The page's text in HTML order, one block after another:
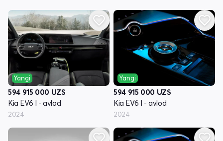
Yangi
594 915 000 UZS
Kia EV6 I - avlod
2024
Yangi
594 915 000 UZS
Kia EV6 I - avlod
2024